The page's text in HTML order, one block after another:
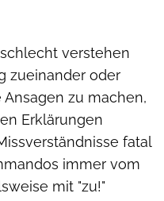
verstehen
zueinander oder
zu machen,
Erklärungen
fatal
immer vom
mit "zu!"